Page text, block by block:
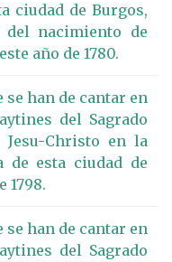
ciudad de Burgos,
nacimiento de
año de 1780.
han de cantar en
del Sagrado
Jesu-Christo en la
de esta ciudad de
1798.
han de cantar en
del Sagrado